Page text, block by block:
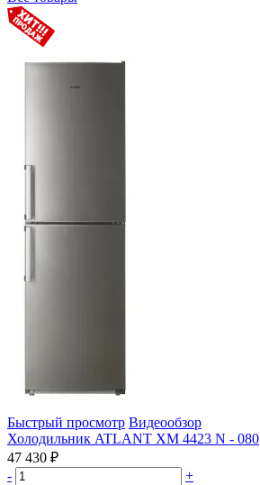
Быстрый просмотр Видеообзор
Холодильник ATLANT ХМ 4423 N - 080
47 430 ₽
-
+